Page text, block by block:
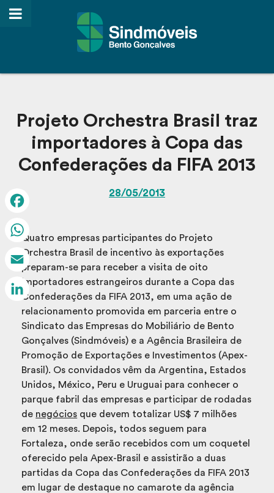
Projeto Orchestra Brasil traz
importadores à Copa das
Confederações da FIFA 2013
28/05/2013
Quatro empresas participantes do Projeto
Orchestra Brasil de incentivo às exportações
preparam-se para receber a visita de oito
importadores estrangeiros durante a Copa das
Confederações da FIFA 2013, em uma ação de
relacionamento promovida em parceria entre o
Sindicato das Empresas do Mobiliário de Bento
Gonçalves (Sindmóveis) e a Agência Brasileira de
Promoção de Exportações e Investimentos (Apex-
Brasil). Os convidados vêm da Argentina, Estados
Unidos, México, Peru e Uruguai para conhecer o
parque fabril das empresas e participar de rodadas
de negócios que devem totalizar US$ 7 milhões
em 12 meses. Depois, todos seguem para
Fortaleza, onde serão recebidos com um coquetel
oferecido pela Apex-Brasil e assistirão a duas
partidas da Copa das Confederações da FIFA 2013
em lugar de destaque no camarote da agência
Facebook
WhatsApp
Email
LinkedIn